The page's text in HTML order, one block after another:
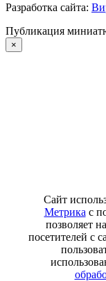
Разработка сайта:
Публикация
×
Сайт
Метрика с
позволяет
посетителей с